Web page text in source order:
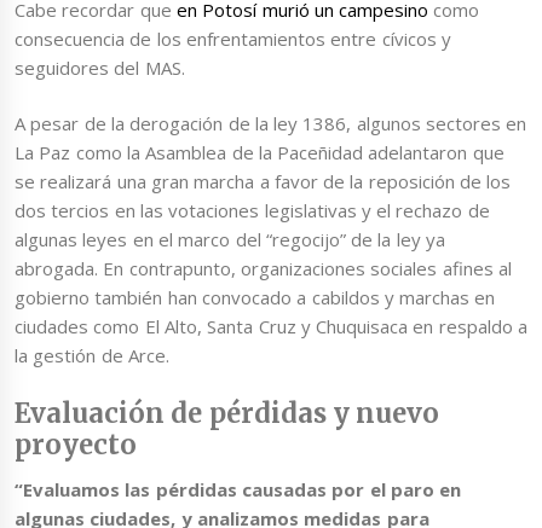
Cabe recordar que en Potosí murió un campesinocomo
consecuencia de los enfrentamientos entre cívicos y
seguidores del MAS.
A pesar de la derogación de la ley 1386, algunos sectores en
La Paz como la Asamblea de la Paceñidad adelantaron que
se realizará una gran marcha a favor de la reposición de los
dos tercios en las votaciones legislativas y el rechazo de
algunas leyes en el marco del “regocijo” de la ley ya
abrogada. En contrapunto, organizaciones sociales afines al
gobierno también han convocado a cabildos y marchas en
ciudades como El Alto, Santa Cruz y Chuquisaca en respaldo a
la gestión de Arce.
Evaluación de pérdidas y nuevo
proyecto
“Evaluamos las pérdidas causadas por el paro en
algunas ciudades, y analizamos medidas para